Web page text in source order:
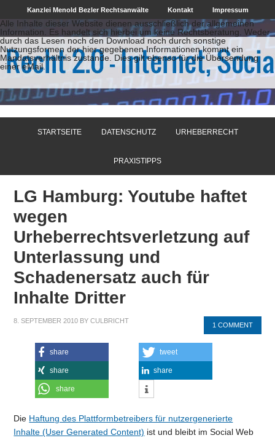
Kanzlei Menold Bezler Rechtsanwälte Kontakt Impressum
Alle Inhalte dieser Website dienen ausschließlich der allgemeinen
Information. Es handelt sich hierbei um keine Rechtsberatung. Weder
durch das Lesen noch den Download noch durch sonstige
Nutzungsformen der hier gegebenen Informationen kommt ein
Mandatsverhältnis zustande. Dies gilt ebenso für die Übersendung
einer eMail.
STARTSEITE DATENSCHUTZ URHEBERRECHT
PRAXISTIPPS
LG Hamburg: Youtube haftet
wegen
Urheberrechtsverletzung auf
Unterlassung und
Schadenersatz auch für
Inhalte Dritter
8. SEPTEMBER 2010 BYCULBRICHT
1 COMMENT
share tweet
share share
share
Die Haftung des Plattformbetreibers für nutzergenerierte
Inhalte (User Generated Content) ist und bleibt im Social Web